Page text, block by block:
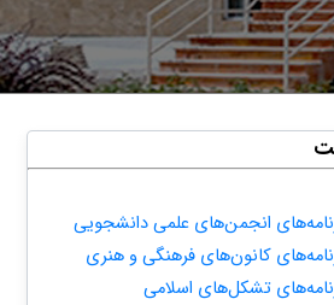
انجمن‌های علمی دانشجویی
کانون‌های فرهنگی و هنری​
تشکل‌های اسلامی